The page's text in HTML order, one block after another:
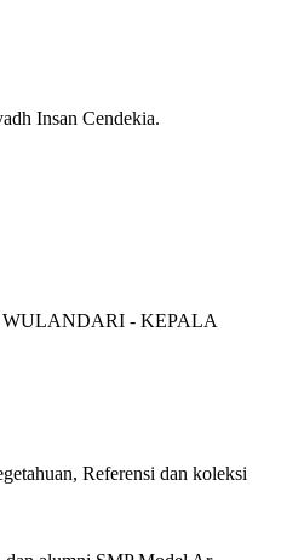
Insan Cendekia.
- KEPALA
Referensi dan koleksi